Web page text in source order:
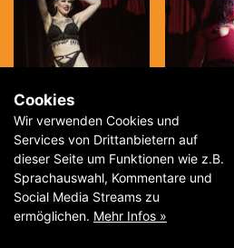
Cookies
Wir verwenden Cookies und
Services von Drittanbietern auf
dieser Seite um Funktionen wie z.B.
Sprachauswahl, Kommentare und
Social Media Streams zu
ermöglichen. Mehr Infos »